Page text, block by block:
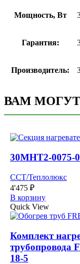
Мощность, Вт
Гарантия:
Производитель:
ВАМ
30МНТ2-0075-
ССТ/Теплолюкс
4'475 ₽
В корзину
Quick View
Комплект
трубопровода
18-5